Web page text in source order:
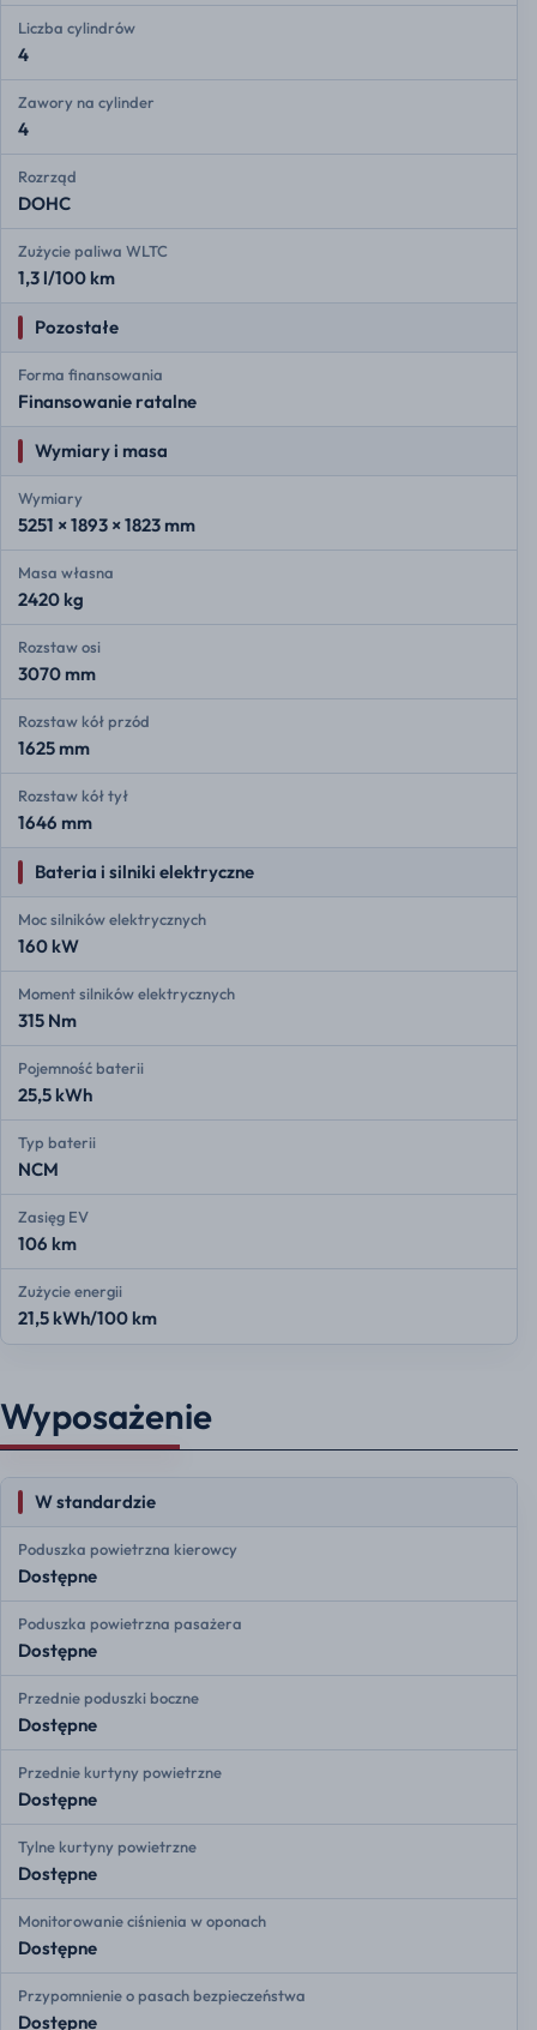
Liczba cylindrów
4
Zawory na cylinder
4
Rozrząd
DOHC
Zużycie paliwa WLTC
1,3 l/100 km
Pozostałe
Forma finansowania
Finansowanie ratalne
Wymiary i masa
Wymiary
5251 × 1893 × 1823 mm
Masa własna
2420 kg
Rozstaw osi
3070 mm
Rozstaw kół przód
1625 mm
Rozstaw kół tył
1646 mm
Bateria i silniki elektryczne
Moc silników elektrycznych
160 kW
Moment silników elektrycznych
315 Nm
Pojemność baterii
25,5 kWh
Typ baterii
NCM
Zasięg EV
106 km
Zużycie energii
21,5 kWh/100 km
Wyposażenie
W standardzie
Poduszka powietrzna kierowcy
Dostępne
Poduszka powietrzna pasażera
Dostępne
Przednie poduszki boczne
Dostępne
Przednie kurtyny powietrzne
Dostępne
Tylne kurtyny powietrzne
Dostępne
Monitorowanie ciśnienia w oponach
Dostępne
Przypomnienie o pasach bezpieczeństwa
Dostępne